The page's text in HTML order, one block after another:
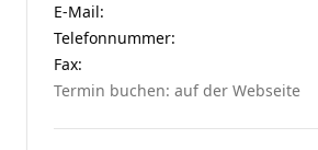
E-Mail:
Telefonnummer:
Fax:
Termin buchen: auf der Webseite